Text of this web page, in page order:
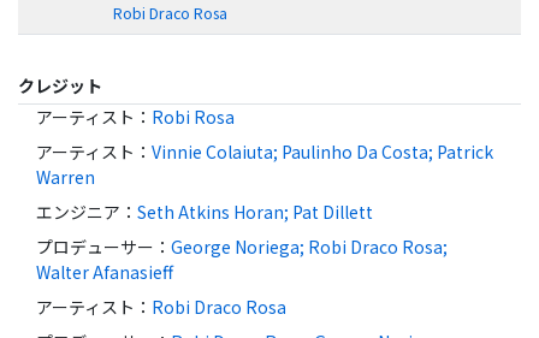
Robi Draco Rosa
クレジット
アーティスト ： Robi Rosa
アーティスト ： Vinnie Colaiuta; Paulinho Da Costa; Patrick
Warren
エンジニア ： Seth Atkins Horan; Pat Dillett
プロデューサー ： George Noriega; Robi Draco Rosa;
Walter Afanasieff
アーティスト ： Robi Draco Rosa